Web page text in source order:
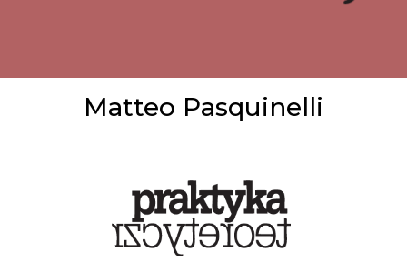
Matteo Pasquinelli